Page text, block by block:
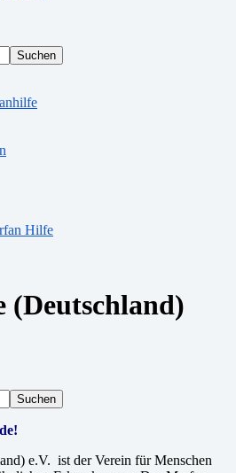
Suchen
Hilfe
Suchen
e.V. ist der Verein für Menschen